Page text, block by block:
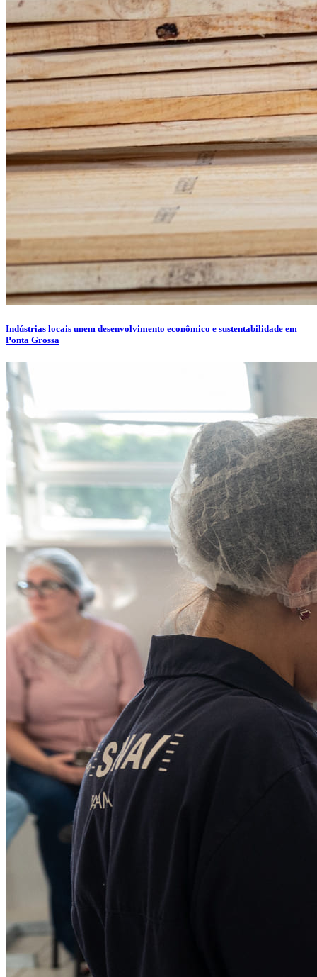
Indústrias locais unem desenvolvimento econômico e sustentabilidade em
Ponta Grossa